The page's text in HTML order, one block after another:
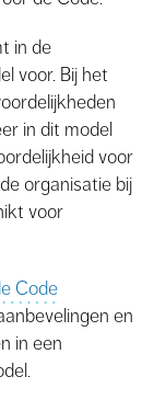
in de
voor. Bij het
in dit model
voor
organisatie bij
voor
Code
en
in een